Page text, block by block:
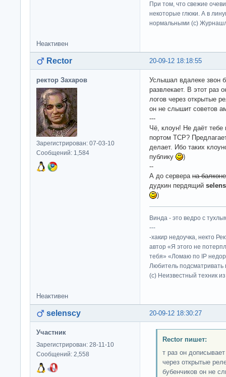
При том, что свежие
некоторые глюки. А в
нормальными (c)
Неактивен
20-09-12 18:18:55
Rector
ректор Захаров
Зарегистрирован: 07-03-10
Сообщений: 1,584
Услышал вдалеке звон
развлекает. В этот раз
логов через открытые
он не слышит советов
---
Чё, клоун! Не даёт тебе
портом TCP?
делает. Ибо таких
публику
)
--
А до сервера на балконе
дудкин пердящий
)
Винда - это ведро с
---
-хакир недоучка, некто
автор «Я этого не
тебя» «Ломаю по IP
Любитель подсматривать
(c) Неизвестный техник
Неактивен
20-09-12 18:30:27
selenscy
Участник
Зарегистрирован: 28-11-10
Сообщений: 2,558
Rector пишет:
т раз он
через открытые
бубенчиков он не